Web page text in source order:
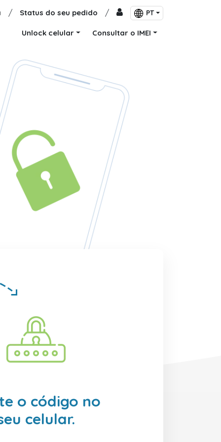
/ Status do seu pedido / PT
Unlock celular Consultar o IMEI
o código no
celular.